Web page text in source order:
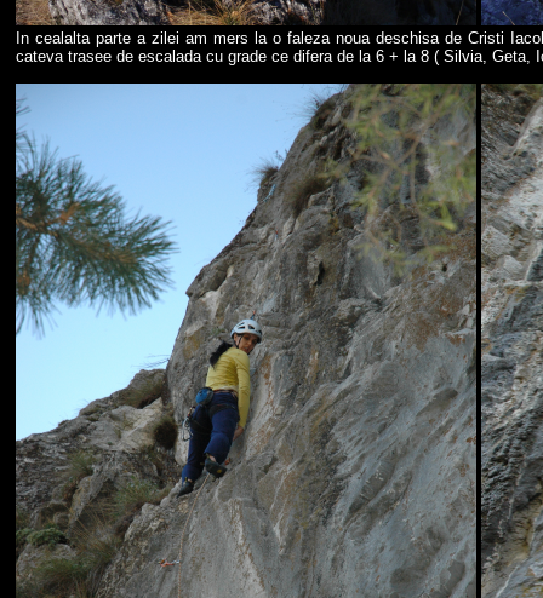
In cealalta parte a zilei am mers la o faleza noua deschisa de Cristi
cateva trasee de escalada cu grade ce difera de la 6 + la 8 ( Silvia, Geta,